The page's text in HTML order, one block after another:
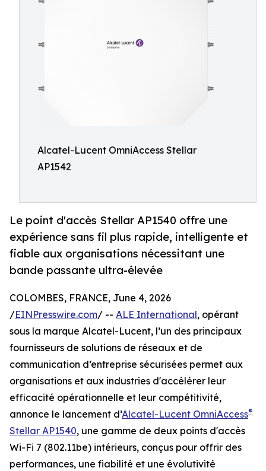
Alcatel-Lucent OmniAccess Stellar
AP1542
Le point d'accès Stellar AP1540 offre une
expérience sans fil plus rapide, intelligente et
fiable aux organisations nécessitant une
bande passante ultra-élevée
COLOMBES, FRANCE, June 4, 2026
/EINPresswire.com/ -- ALE International, opérant
sous la marque Alcatel-Lucent, l’un des principaux
fournisseurs de solutions de réseaux et de
communication d’entreprise sécurisées permet aux
organisations et aux industries d'accélérer leur
efficacité opérationnelle et leur compétitivité,
annonce le lancement d’Alcatel-Lucent OmniAccess®
Stellar AP1540, une gamme de deux points d'accès
Wi-Fi 7 (802.11be) intérieurs, conçus pour offrir des
performances, une fiabilité et une évolutivité